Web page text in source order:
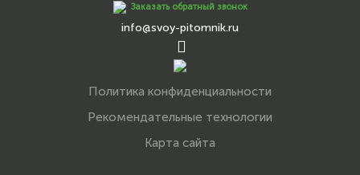
Заказать обратный звонок
info@svoy-pitomnik.ru
Политика конфиденциальности
Рекомендательные технологии
Карта сайта